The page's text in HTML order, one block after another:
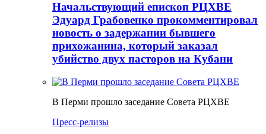
Начальствующий епископ РЦХВЕ
Эдуард Грабовенко прокомментировал
новость о задержании бывшего
прихожанина, который заказал
убийство двух пасторов на Кубани
В Перми прошло заседание Совета РЦХВЕ
Пресс-релизы